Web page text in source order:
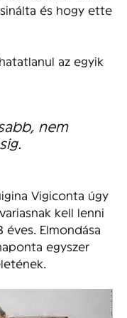
és hogy ette
az egyik
nem
Vigiconta úgy
kell lenni
éves. Elmondása
egyszer